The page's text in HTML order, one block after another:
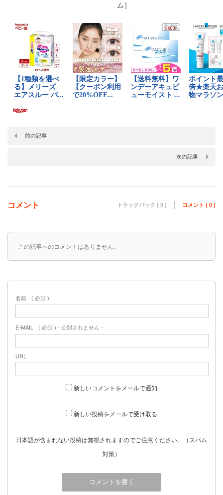
ム］
前の記事
次の記事
コメント トラックバック ( 0 ) コメント ( 0 )
この記事へのコメントはありません。
名前 ( 必須 )
E-MAIL ( 必須 ) - 公開されません -
URL
新しいコメントをメールで通知
新しい投稿をメールで受け取る
日本語が含まれない投稿は無視されますのでご注意ください。（スパム
対策）